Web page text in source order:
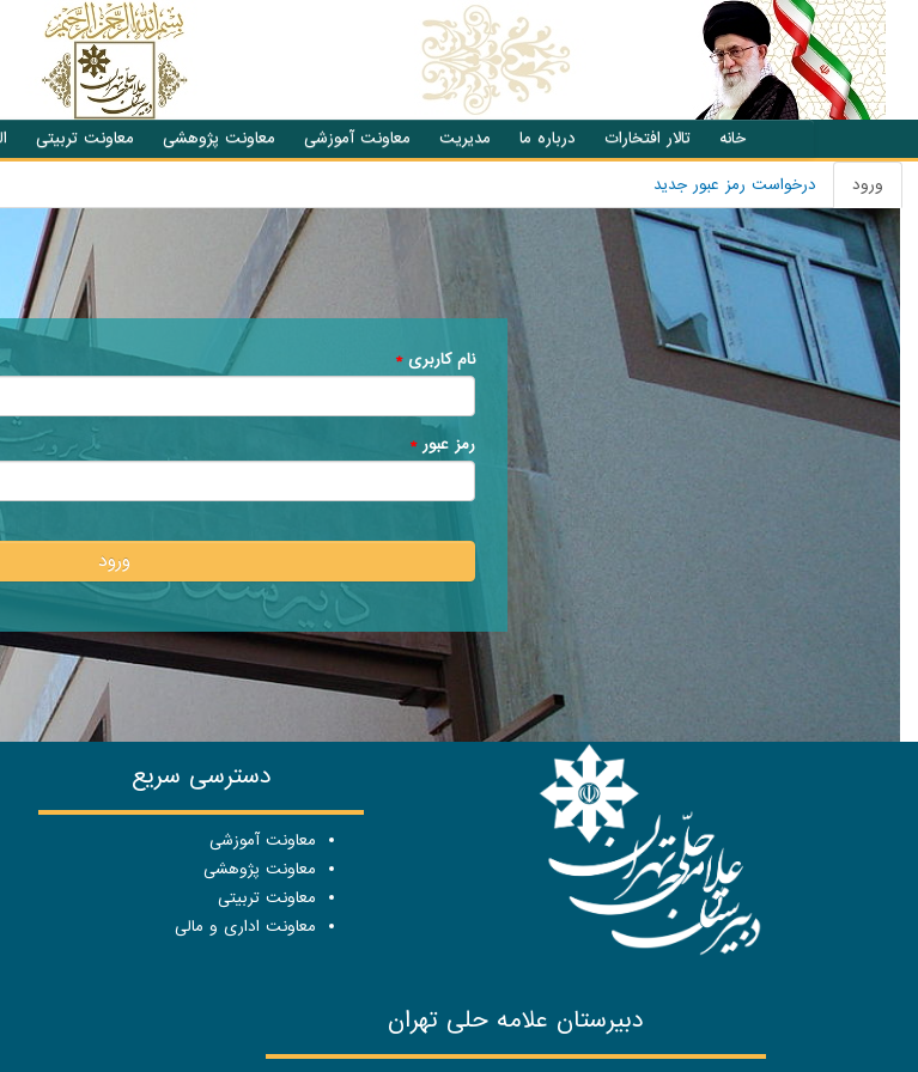
انتقال به محتوای اصلی
خانه تالار افتخارات درباره ما مدیریت معاونت آموزشی معاونت پژوهشی معاونت تربیتی
تب های اصلی
ورود
فعال)
درخواست رمز عبور جدید
نام کاربری*
رمز عبور*
ورود
دسترسی سریع
معاونت آموزشی
معاونت پژوهشی
معاونت تربیتی
معاونت اداری و مالی
دبیرستان علامه حلی تهران